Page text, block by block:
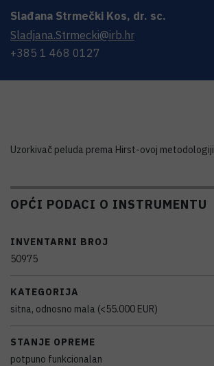
Slađana Strmečki Kos, dr. sc.
Sladjana.Strmecki@irb.hr
+385 1 468 0127
Uzorkivač peluda prema Hirst-ovoj metodologiji
OPĆI PODACI O INSTRUMENTU
INVENTARNI BROJ
50975
KATEGORIJA
sitna, odnosno mala (<55.000 EUR)
STANJE OPREME
potpuno funkcionalan